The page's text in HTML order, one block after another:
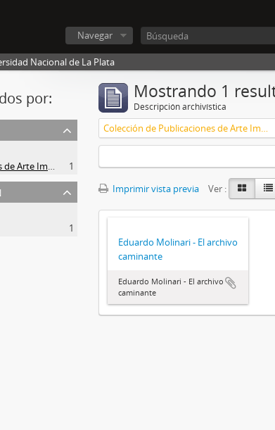
Navegar
Nacional de La Plata
por:
Colección de Publicaciones de Arte Impreso
1
1
Mostrando 1
Descripción archivística
Colección de Publicaciones de Arte Impreso
Imprimir vista previa Ver :
Eduardo Molinari - El archivo
caminante
Eduardo Molinari - El archivo
caminante